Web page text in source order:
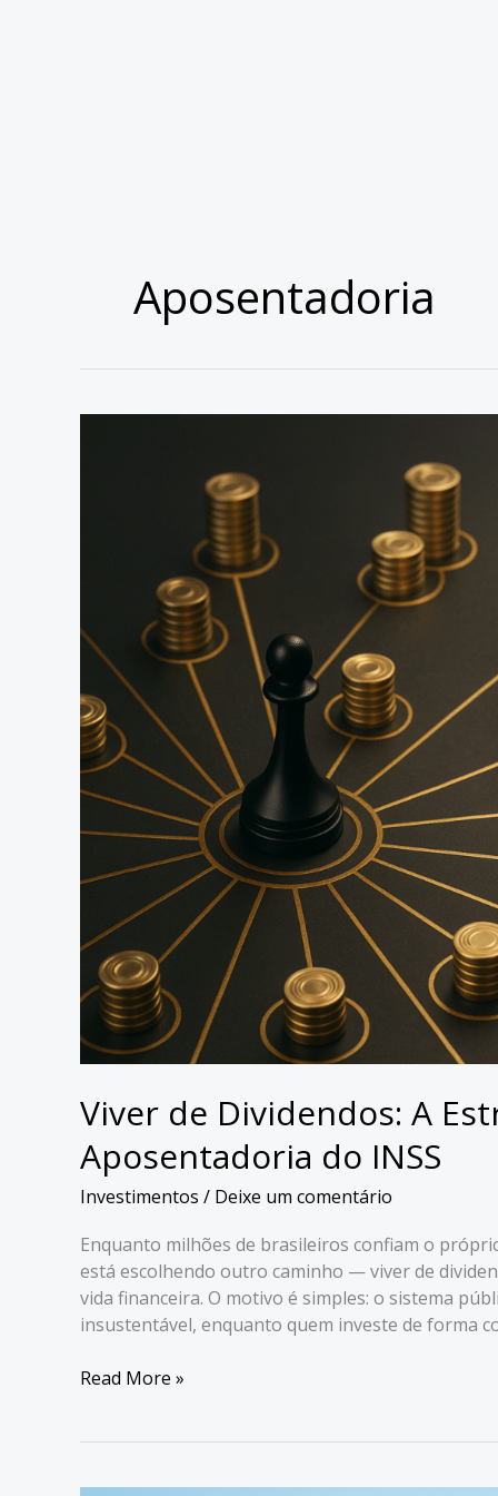
Aposentadoria
Viver de Dividendos: A
Aposentadoria do INSS
Investimentos / Deixe um comentário
Enquanto milhões de brasileiros confiam o
está escolhendo outro caminho — viver de
vida financeira. O motivo é simples: o sistema
insustentável, enquanto quem investe de forma
Viver
Estratégia
Read More »